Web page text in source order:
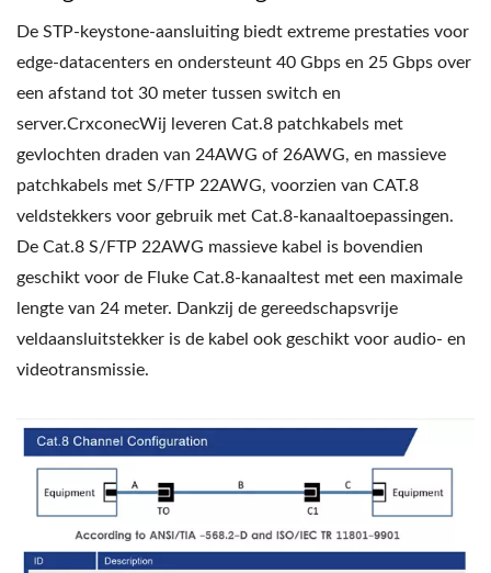
De STP-keystone-aansluiting biedt extreme prestaties voor
edge-datacenters en ondersteunt 40 Gbps en 25 Gbps over
een afstand tot 30 meter tussen switch en
server.CrxconecWij leveren Cat.8 patchkabels met
gevlochten draden van 24AWG of 26AWG, en massieve
patchkabels met S/FTP 22AWG, voorzien van CAT.8
veldstekkers voor gebruik met Cat.8-kanaaltoepassingen.
De Cat.8 S/FTP 22AWG massieve kabel is bovendien
geschikt voor de Fluke Cat.8-kanaaltest met een maximale
lengte van 24 meter. Dankzij de gereedschapsvrije
veldaansluitstekker is de kabel ook geschikt voor audio- en
videotransmissie.